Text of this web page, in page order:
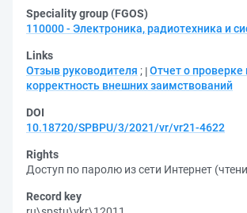
Speciality group (FGOS)
110000 - Электроника, радиотехника и
Links
Отзыв руководителя ; Отчет о
корректность внешних заимствований
DOI
10.18720/SPBPU/3/2021/vr/vr21-4622
Rights
Доступ по паролю из сети Интернет
Record key